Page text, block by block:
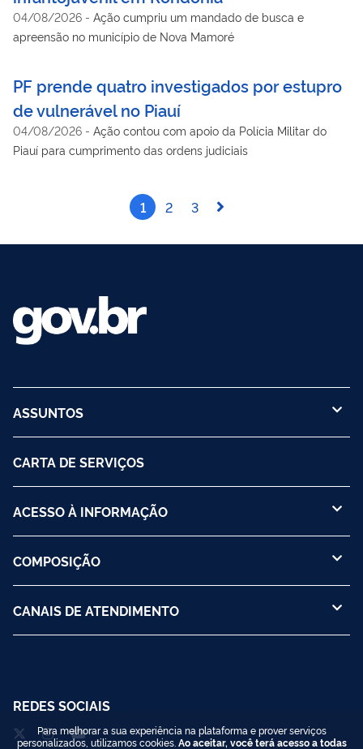
04/08/2026 - Ação cumpriu um mandado de busca e
apreensão no município de Nova Mamoré
PF prende quatro investigados por estupro
de vulnerável no Piauí
04/08/2026 - Ação contou com apoio da Polícia Militar do
Piauí para cumprimento das ordens judiciais
1 2 3
ASSUNTOS
CARTA DE SERVIÇOS
ACESSO À INFORMAÇÃO
COMPOSIÇÃO
CANAIS DE ATENDIMENTO
REDES SOCIAIS
Para melhorar a sua experiência na plataforma e prover serviços
personalizados, utilizamos cookies. Ao aceitar, você terá acesso a todas